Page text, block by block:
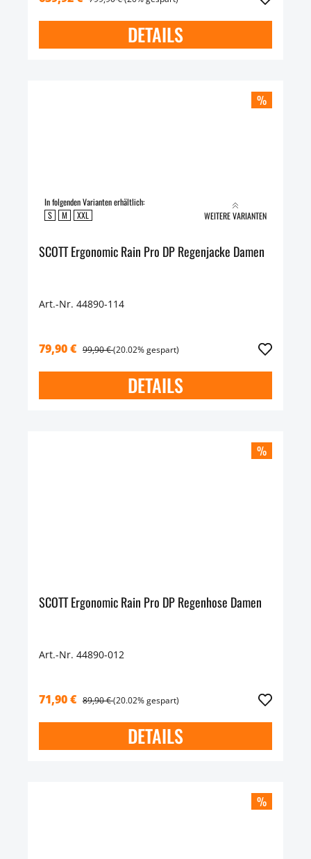
DETAILS
%
In folgenden Varianten erhältlich:
S
M XXL WEITERE VARIANTEN
SCOTT Ergonomic Rain Pro DP Regenjacke Damen
Art.-Nr. 44890-114
79,90 € 99,90 €(20.02% gespart)
DETAILS
%
SCOTT Ergonomic Rain Pro DP Regenhose Damen
Art.-Nr. 44890-012
71,90 € 89,90 €(20.02% gespart)
DETAILS
%